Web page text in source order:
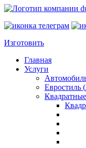
Изготовить
Главная
Услуги
Евростиль